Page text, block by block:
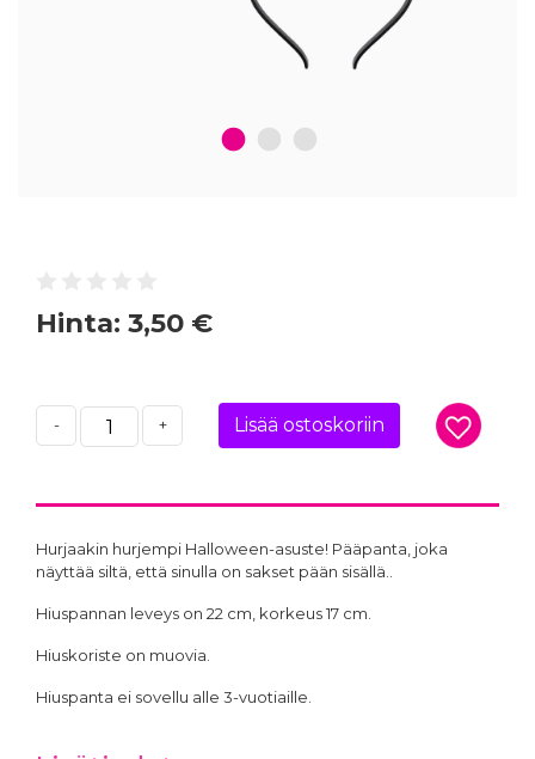
1 2 3
Hinta: 3,50 €
- + Lisää ostoskoriin
Hurjaakin hurjempi Halloween-asuste! Pääpanta, joka
näyttää siltä, että sinulla on sakset pään sisällä..
Hiuspannan leveys on 22 cm, korkeus 17 cm.
Hiuskoriste on muovia.
Hiuspanta ei sovellu alle 3-vuotiaille.